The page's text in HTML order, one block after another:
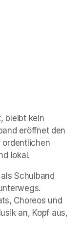
bleibt kein
eröffnet den
ordentlichen
lokal.
Schulband
Choreos und
an, Kopf aus,